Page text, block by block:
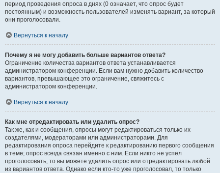
период проведения опроса в днях (0 означает, что опрос будет
постоянным) и возможность пользователей изменять вариант, за который
они проголосовали.
Вернуться к началу
Почему я не могу добавить больше вариантов ответа?
Ограничение количества вариантов ответа устанавливается
администратором конференции. Если вам нужно добавить количество
вариантов, превышающее это ограничение, свяжитесь с
администратором конференции.
Вернуться к началу
Как мне отредактировать или удалить опрос?
Так же, как и сообщения, опросы могут редактироваться только их
создателями, модераторами или администраторами. Для
редактирования опроса перейдите к редактированию первого сообщения
в теме; опрос всегда связан именно с ним. Если никто не успел
проголосовать, то вы можете удалить опрос или отредактировать любой
из вариантов ответа. Однако если кто-то уже проголосовал, то только